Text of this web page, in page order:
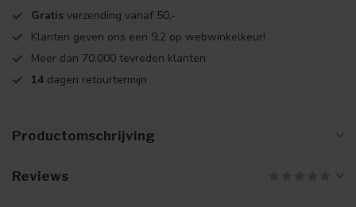
Gratis verzending vanaf 50,-
Klanten geven ons een 9,2 op webwinkelkeur!
Meer dan 70.000 tevreden klanten
14 dagen retourtermijn
Productomschrijving
Reviews